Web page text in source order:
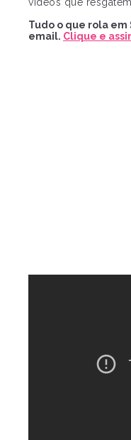
Tudo o que rola
email. Clique e